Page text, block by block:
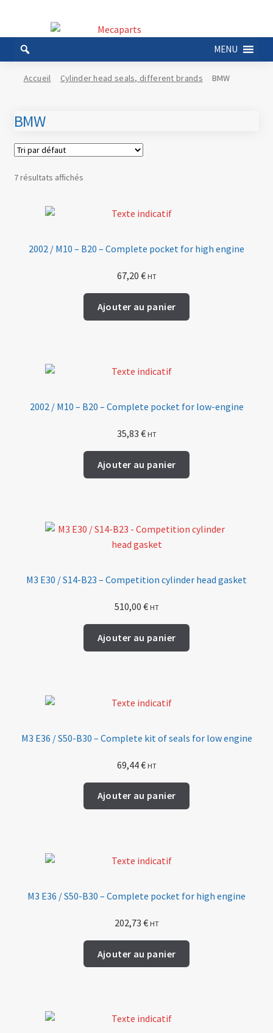
la
navigation
au
contenu
MENU
Accueil Cylinder head seals, different brands BMW
BMW
7 résultats affichés
2002 / M10 – B20 – Complete pocket for high engine
67,20 € HT
Ajouter au panier
2002 / M10 – B20 – Complete pocket for low-engine
35,83 € HT
Ajouter au panier
M3 E30 / S14-B23 – Competition cylinder head gasket
510,00 € HT
Ajouter au panier
M3 E36 / S50-B30 – Complete kit of seals for low engine
69,44€ HT
Ajouter au panier
M3 E36 / S50-B30 – Complete pocket for high engine
202,73 € HT
Ajouter au panier